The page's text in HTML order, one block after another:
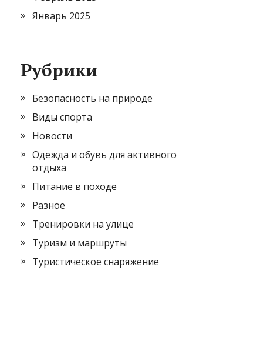
Январь 2025
Рубрики
Безопасность на природе
Виды спорта
Новости
Одежда и обувь для активного
отдыха
Питание в походе
Разное
Тренировки на улице
Туризм и маршруты
Туристическое снаряжение